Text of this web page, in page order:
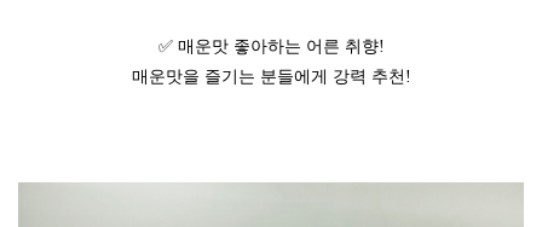
✅ 매운맛 좋아하는 어른 취향!
매운맛을 즐기는 분들에게 강력 추천!